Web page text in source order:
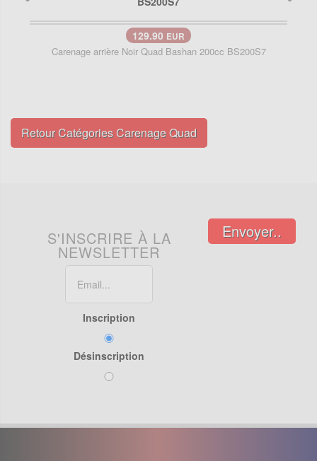
129.90 EUR
Carenage arrière Noir Quad Bashan 200cc BS200S7
Retour Catégories Carenage Quad
S'INSCRIRE À LA
NEWSLETTER
Inscription
Désinscription
Envoyer..